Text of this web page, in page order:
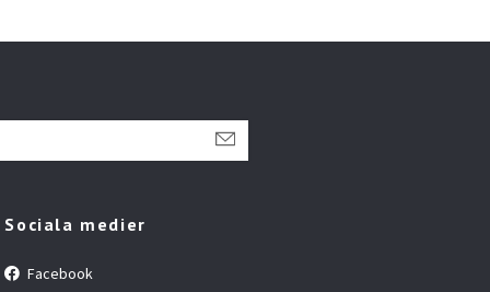
Sociala medier
Facebook